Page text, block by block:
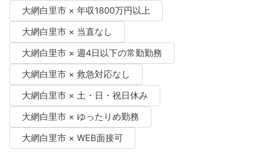
大網白里市 × 年収1800万円以上
大網白里市 × 当直なし
大網白里市 × 週4日以下の常勤勤務
大網白里市 × 救急対応なし
大網白里市 × 土・日・祝日休み
大網白里市 × ゆったりめ勤務
大網白里市 × WEB面接可